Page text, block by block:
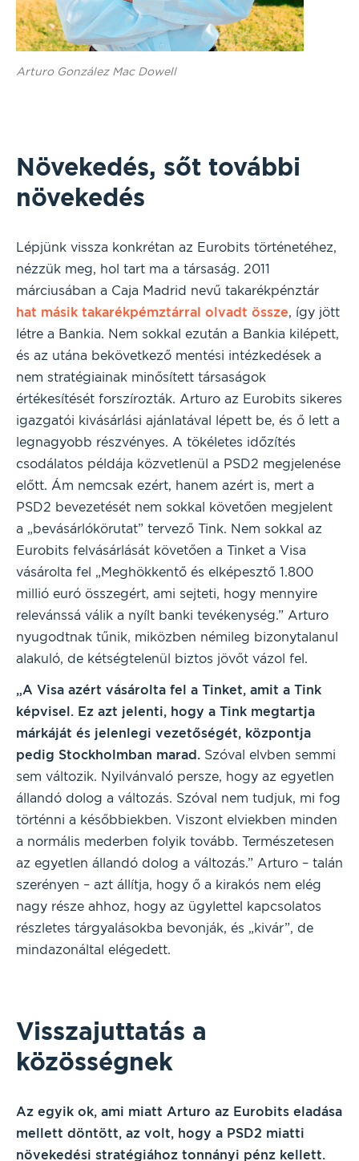
Arturo González Mac Dowell
Növekedés, sőt további
növekedés
Lépjünk vissza konkrétan az Eurobits történetéhez,
nézzük meg, hol tart ma a társaság. 2011
márciusában a Caja Madrid nevű takarékpénztár
hat másik takarékpémztárral olvadt össze, így jött
létre a Bankia. Nem sokkal ezután a Bankia kilépett,
és az utána bekövetkező mentési intézkedések a
nem stratégiainak minősített társaságok
értékesítését forszírozták. Arturo az Eurobits sikeres
igazgatói kivásárlási ajánlatával lépett be, és ő lett a
legnagyobb részvényes. A tökéletes időzítés
csodálatos példája közvetlenül a PSD2 megjelenése
előtt. Ám nemcsak ezért, hanem azért is, mert a
PSD2 bevezetését nem sokkal követően megjelent
a „bevásárlókörutat” tervező Tink. Nem sokkal az
Eurobits felvásárlását követően a Tinket a Visa
vásárolta fel „Meghökkentő és elképesztő 1.800
millió euró összegért, ami sejteti, hogy mennyire
relevánssá válik a nyílt banki tevékenység.” Arturo
nyugodtnak tűnik, miközben némileg bizonytalanul
alakuló, de kétségtelenül biztos jövőt vázol fel.
„A Visa azért vásárolta fel a Tinket, amit a Tink
képvisel. Ez azt jelenti, hogy a Tink megtartja
márkáját és jelenlegi vezetőségét, központja
pedig Stockholmban marad. Szóval elvben semmi
sem változik. Nyilvánvaló persze, hogy az egyetlen
állandó dolog a változás. Szóval nem tudjuk, mi fog
történni a későbbiekben. Viszont elviekben minden
a normális mederben folyik tovább. Természetesen
az egyetlen állandó dolog a változás.” Arturo – talán
szerényen – azt állítja, hogy ő a kirakós nem elég
nagy része ahhoz, hogy az ügylettel kapcsolatos
részletes tárgyalásokba bevonják, és „kivár”, de
mindazonáltal elégedett.
Visszajuttatás a
közösségnek
Az egyik ok, ami miatt Arturo az Eurobits eladása
mellett döntött, az volt, hogy a PSD2 miatti
növekedési stratégiához tonnányi pénz kellett.